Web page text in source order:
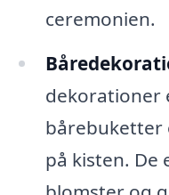
ceremonien.
dekorationer
bårebuketter
på kisten. De